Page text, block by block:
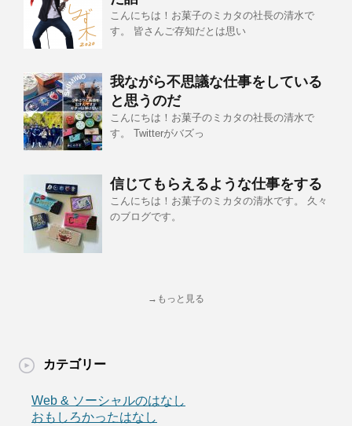
こんにちは！お菓子のミカタの社長の清水で
す。 皆さんご存知だとは思い
我ながら不思議な仕事をしている
と思うのだ
こんにちは！お菓子のミカタの社長の清水で
す。 Twitterがバズっ
信じてもらえるような仕事をする
こんにちは！お菓子のミカタの清水です。 久々
のブログです。
→もっと見る
カテゴリー
Web & ソーシャルのはなし
おもしろかったはなし